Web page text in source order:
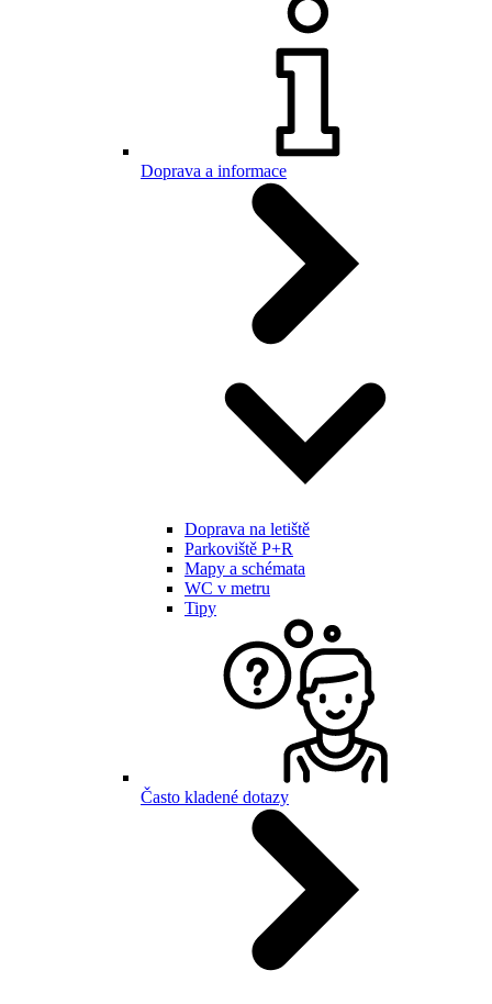
Doprava a informace
Doprava na letiště
Parkoviště P+R
Mapy a schémata
WC v metru
Tipy
Často kladené dotazy